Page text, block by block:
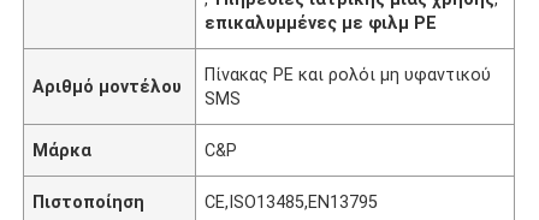
επικαλυμμένες με φιλμ PE
Αριθμό μοντέλου
Πίνακας PE και ρολόι μη υφαντικού
SMS
Μάρκα C&P
Πιστοποίηση CE,ISO13485,EN13795